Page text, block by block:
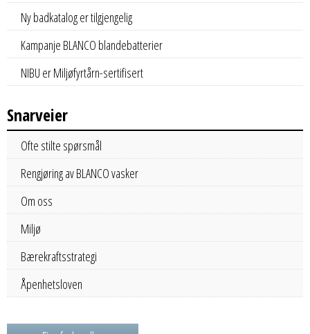
Ny badkatalog er tilgjengelig
Kampanje BLANCO blandebatterier
NIBU er Miljøfyrtårn-sertifisert
Snarveier
Ofte stilte spørsmål
Rengjøring av BLANCO vasker
Om oss
Miljø
Bærekraftsstrategi
Åpenhetsloven